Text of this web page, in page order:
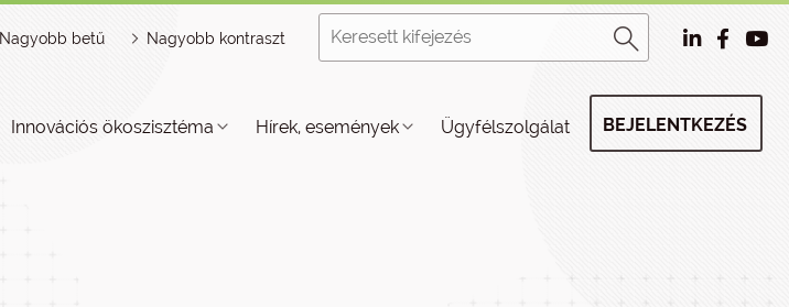
Nagyobb betű Nagyobb kontraszt
Innovációs ökoszisztéma Hírek, események Ügyfélszolgálat BEJELENTKEZÉS